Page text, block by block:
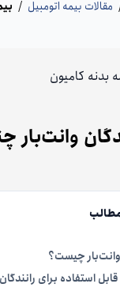
مقالات بیمه اتومبیل /
وانت‌بار
وانت‌بار چیست؟
استفاده برای